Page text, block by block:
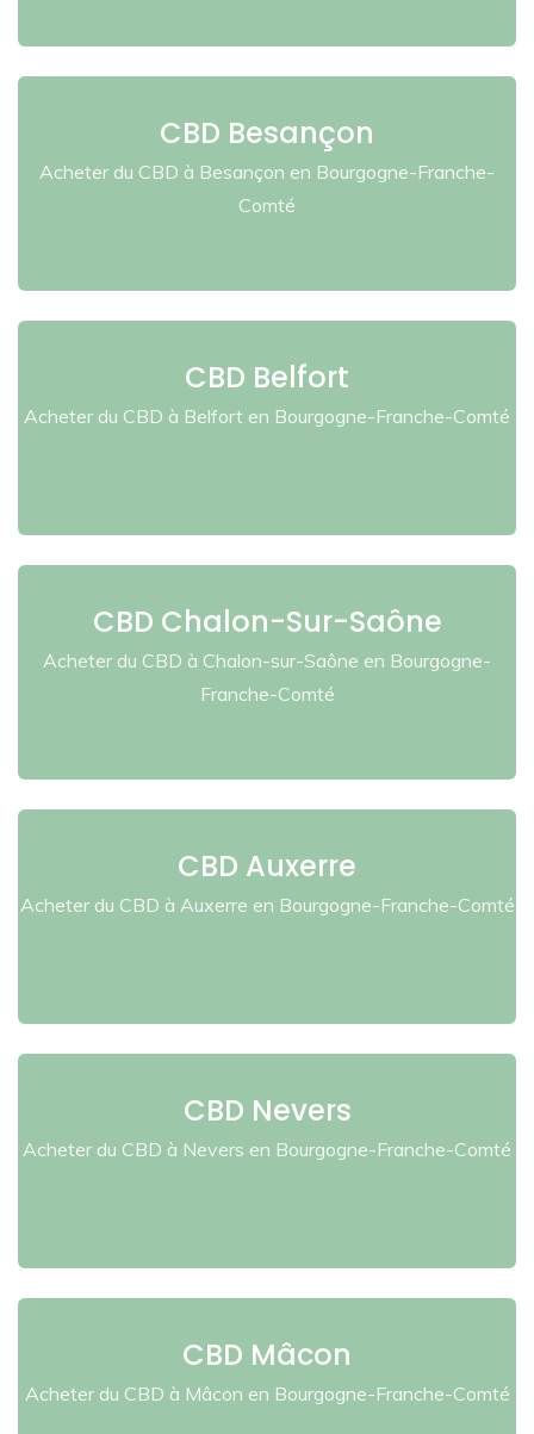
CBD Besançon
Acheter du CBD à Besançon en Bourgogne-Franche-
Comté
CBD Belfort
Acheter du CBD à Belfort en Bourgogne-Franche-Comté
CBD Chalon-Sur-Saône
Acheter du CBD à Chalon-sur-Saône en Bourgogne-
Franche-Comté
CBD Auxerre
Acheter du CBD à Auxerre en Bourgogne-Franche-Comté
CBD Nevers
Acheter du CBD à Nevers en Bourgogne-Franche-Comté
CBD Mâcon
Acheter du CBD à Mâcon en Bourgogne-Franche-Comté